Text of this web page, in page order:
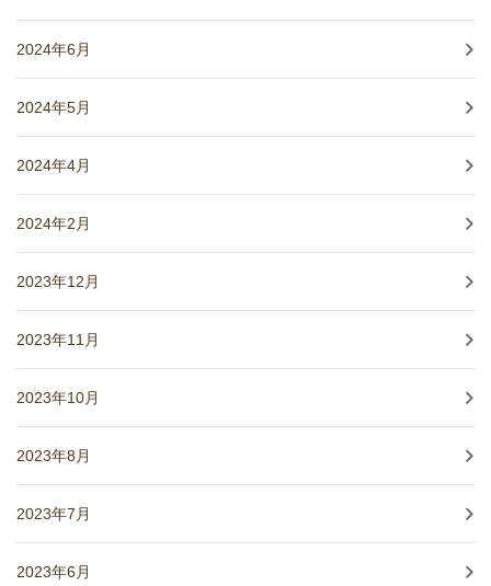
2024年6月
2024年5月
2024年4月
2024年2月
2023年12月
2023年11月
2023年10月
2023年8月
2023年7月
2023年6月